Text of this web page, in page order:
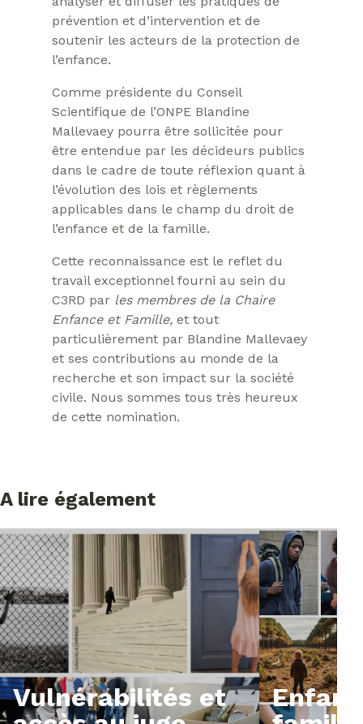
prévention et d’intervention et de
soutenir les acteurs de la protection de
l’enfance.
Comme présidente du Conseil
Scientifique de l’ONPE Blandine
Mallevaey pourra être sollicitée pour
être entendue par les décideurs publics
dans le cadre de toute réflexion quant à
l’évolution des lois et règlements
applicables dans le champ du droit de
l’enfance et de la famille.
Cette reconnaissance est le reflet du
travail exceptionnel fourni au sein du
C3RD par les membres de la Chaire
Enfance et Famille, et tout
particulièrement par Blandine Mallevaey
et ses contributions au monde de la
recherche et son impact sur la société
civile. Nous sommes tous très heureux
de cette nomination.
A lire également
Vulnérabilités et